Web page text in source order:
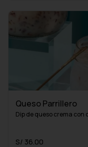
Queso Parrillero
Dip de queso crema
S/ 36.00